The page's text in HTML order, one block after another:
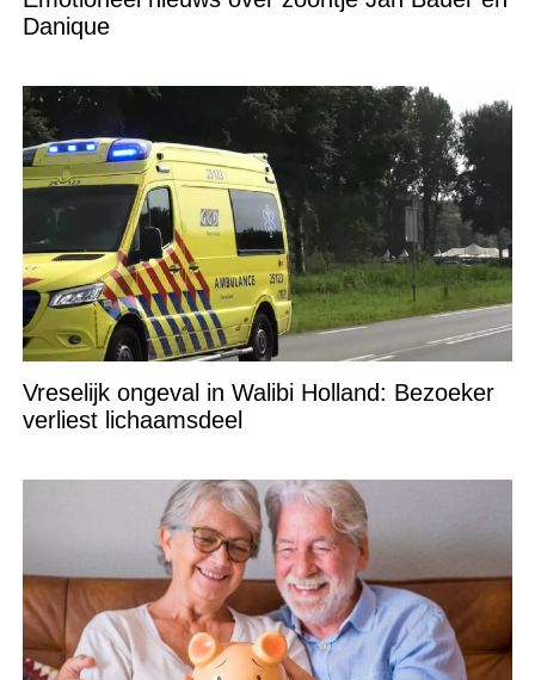
Danique
Vreselijk ongeval in Walibi Holland: Bezoeker
verliest lichaamsdeel